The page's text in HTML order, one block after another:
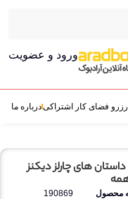
ورود و عضویت
فضای کار اشتراکی درباره ما
های چارلز دیکنز
190869